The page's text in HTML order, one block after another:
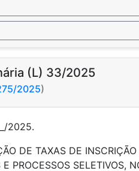
(L) 33/2025
2025)
2025.
DE TAXAS DE
PROCESSOS SELETIVOS,